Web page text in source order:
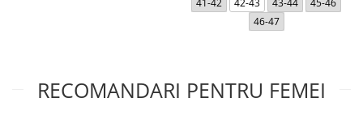
41-42
42-43 43-44
45-46
46-47
RECOMANDARI PENTRU FEMEI